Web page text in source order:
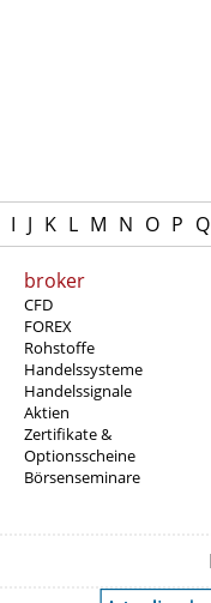
I J K L M N O P Q
broker
CFD
FOREX
Rohstoffe
Handelssysteme
Handelssignale
Aktien
Zertifikate &
Optionsscheine
Börsenseminare